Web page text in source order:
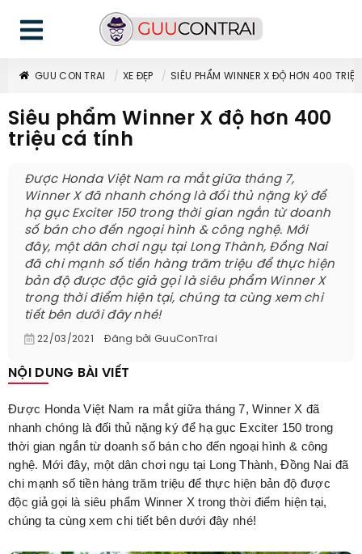
GUU CON TRAI XE ĐẸP SIÊU PHẨM WINNER X ĐỘ HƠN 400
Siêu phẩm Winner X độ hơn 400
triệu cá tính
Được Honda Việt Nam ra mắt giữa tháng 7,
Winner X đã nhanh chóng là đối thủ nặng ký để
hạ gục Exciter 150 trong thời gian ngắn từ doanh
số bán cho đến ngoại hình & công nghệ. Mới
đây, một dân chơi ngụ tại Long Thành, Đồng Nai
đã chi mạnh số tiền hàng trăm triệu để thực hiện
bản độ được độc giả gọi là siêu phẩm Winner X
trong thời điểm hiện tại, chúng ta cùng xem chi
tiết bên dưới đây nhé!
22/03/2021 Đăng bởi GuuConTrai
NỘI DUNG BÀI VIẾT
Được Honda Việt Nam ra mắt giữa tháng 7, Winner X đã
nhanh chóng là đối thủ nặng ký để hạ gục Exciter 150 trong
thời gian ngắn từ doanh số bán cho đến ngoại hình & công
nghệ. Mới đây, một dân chơi ngụ tại Long Thành, Đồng Nai đã
chi mạnh số tiền hàng trăm triệu để thực hiện bản độ được
độc giả gọi là siêu phẩm Winner X trong thời điểm hiện tại,
chúng ta cùng xem chi tiết bên dưới đây nhé!